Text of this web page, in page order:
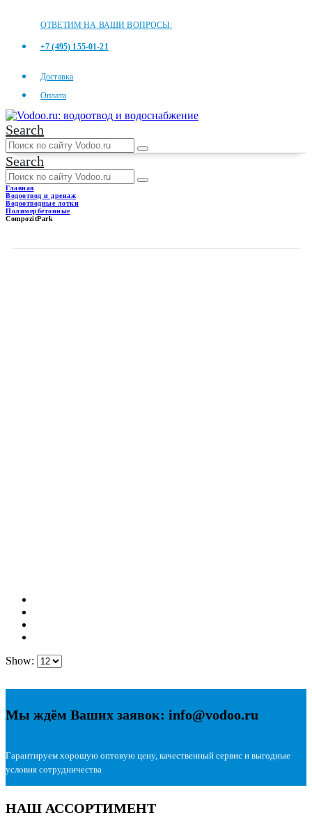
ОТВЕТИМ НА ВАШИ ВОПРОСЫ:
+7 (495) 155-01-21
Доставка
Оплата
Search
Search
Главная
Водоотвод и дренаж
Водоотводные лотки
Полимербетонные
CompozitPark
Show:
Мы ждём Ваших заявок: info@vodoo.ru
Гарантируем хорошую оптовую цену, качественный сервис и выгодные
условия сотрудничества
НАШ АССОРТИМЕНТ